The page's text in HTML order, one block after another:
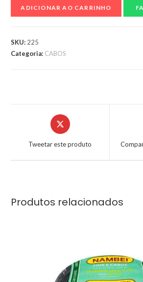
ADICIONAR AO CARRINHO
SKU: 225
Categoria: CABOS
Tweetar este produto
Produtos relacionados